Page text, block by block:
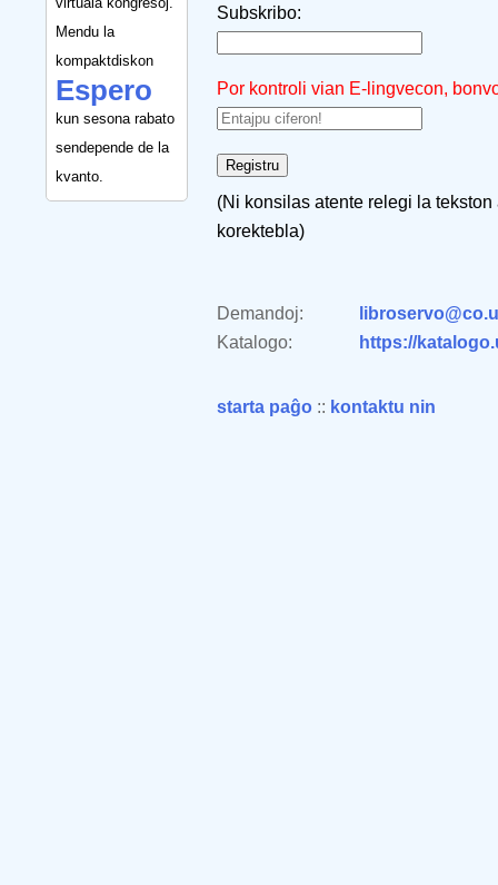
Mendu la
kompaktdiskon
Espero
kun sesona rabato
sendepende de la
kvanto.
Subskribo:
Por kontroli vian E-lingvecon,
(Ni konsilas atente relegi la
korektebla)
Demandoj:
Katalogo:
https://
starta paĝo :: kontaktu nin